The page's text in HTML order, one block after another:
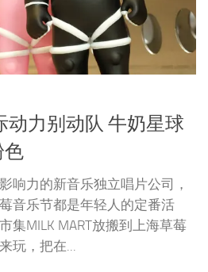
动力别动队 牛奶星球
色
响力的新音乐独立唱片公司，
音乐节都是年轻人的定番活
集MILK MART放搬到上海草莓
玩，把在...